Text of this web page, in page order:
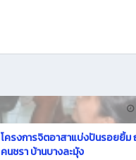
โครงการจิตอาสาแบ่งปันรอยยิ้
คนชรา บ้านบางละมุัง